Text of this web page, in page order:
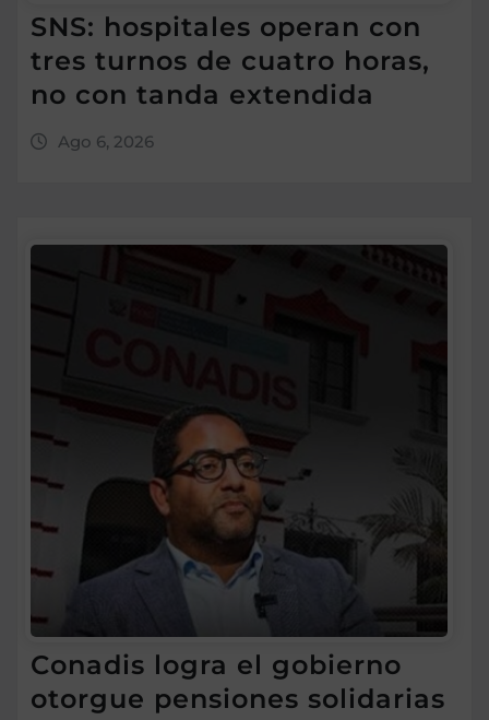
SNS: hospitales operan con
tres turnos de cuatro horas,
no con tanda extendida
Ago 6, 2026
Conadis logra el gobierno
otorgue pensiones solidarias